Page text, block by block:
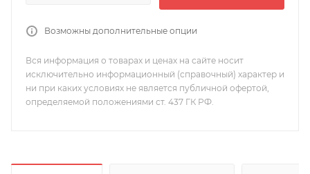
Возможны дополнительные опции
Вся информация о товарах и ценах на сайте носит
исключительно информационный (справочный) характер и
ни при каких условиях не является публичной офертой,
определяемой положениями ст. 437 ГК РФ.